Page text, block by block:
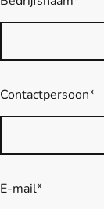
Contactpersoon*
E-mail*